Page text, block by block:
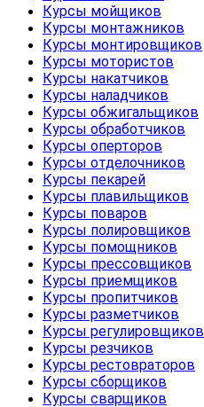
Курсы мойщиков
Курсы монтажников
Курсы монтировщиков
Курсы мотористов
Курсы накатчиков
Курсы наладчиков
Курсы обжигальщиков
Курсы обработчиков
Курсы оперторов
Курсы отделочников
Курсы пекарей
Курсы плавильщиков
Курсы поваров
Курсы полировщиков
Курсы помощников
Курсы прессовщиков
Курсы приемщиков
Курсы пропитчиков
Курсы разметчиков
Курсы регулировщиков
Курсы резчиков
Курсы рестовраторов
Курсы сборщиков
Курсы сварщиков